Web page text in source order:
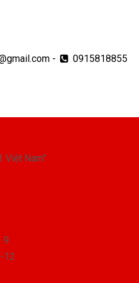
- 0915818855
Việt Nam"
9
12